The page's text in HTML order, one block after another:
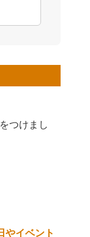
つけまし
やイベント